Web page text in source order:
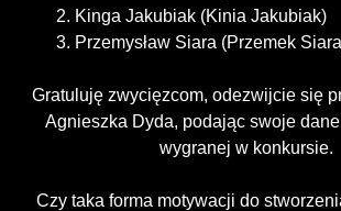
Kinga Jakubiak (Kinia Jakubiak)
Przemysław Siara (Przemek
Gratuluję zwycięzcom, odezwijcie się
Agnieszka Dyda, podając swoje
wygranej w konkursie.
Czy taka forma motywacji do